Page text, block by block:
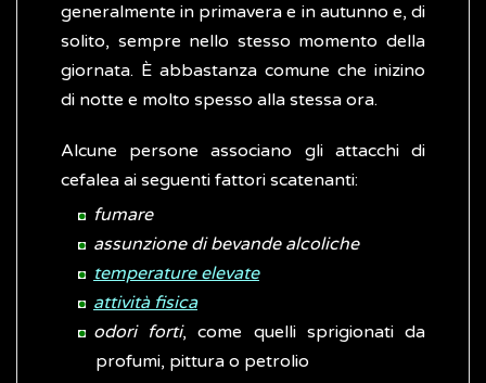
generalmente in primavera e in autunno e, di
solito, sempre nello stesso momento della
giornata. È abbastanza comune che inizino
di notte e molto spesso alla stessa ora.
Alcune persone associano gli attacchi di
cefalea ai seguenti fattori scatenanti:
fumare
assunzione di bevande alcoliche
temperature elevate
attività fisica
odori forti, come quelli sprigionati da
profumi, pittura o petrolio